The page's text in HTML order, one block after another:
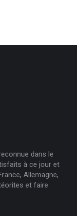
dans le
à ce jour et
Allemagne,
et faire